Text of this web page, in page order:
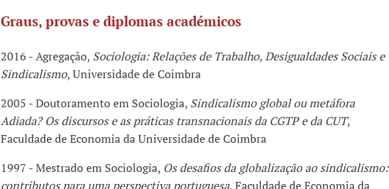
Graus, provas e diplomas académicos
2016 - Agregação, Sociologia: Relações de Trabalho, Desigualdades Sociais e
Sindicalismo, Universidade de Coimbra
2005 - Doutoramento em Sociologia, Sindicalismo global ou metáfora
Adiada? Os discursos e as práticas transnacionais da CGTP e da CUT,
Faculdade de Economia da Universidade de Coimbra
1997 - Mestrado em Sociologia, Os desafios da globalização ao sindicalismo:
contributos para uma perspectiva portuguesa, Faculdade de Economia da